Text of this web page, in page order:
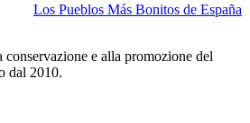
Los Pueblos Más Bonitos de España
conservazione e alla promozione del
dal 2010.